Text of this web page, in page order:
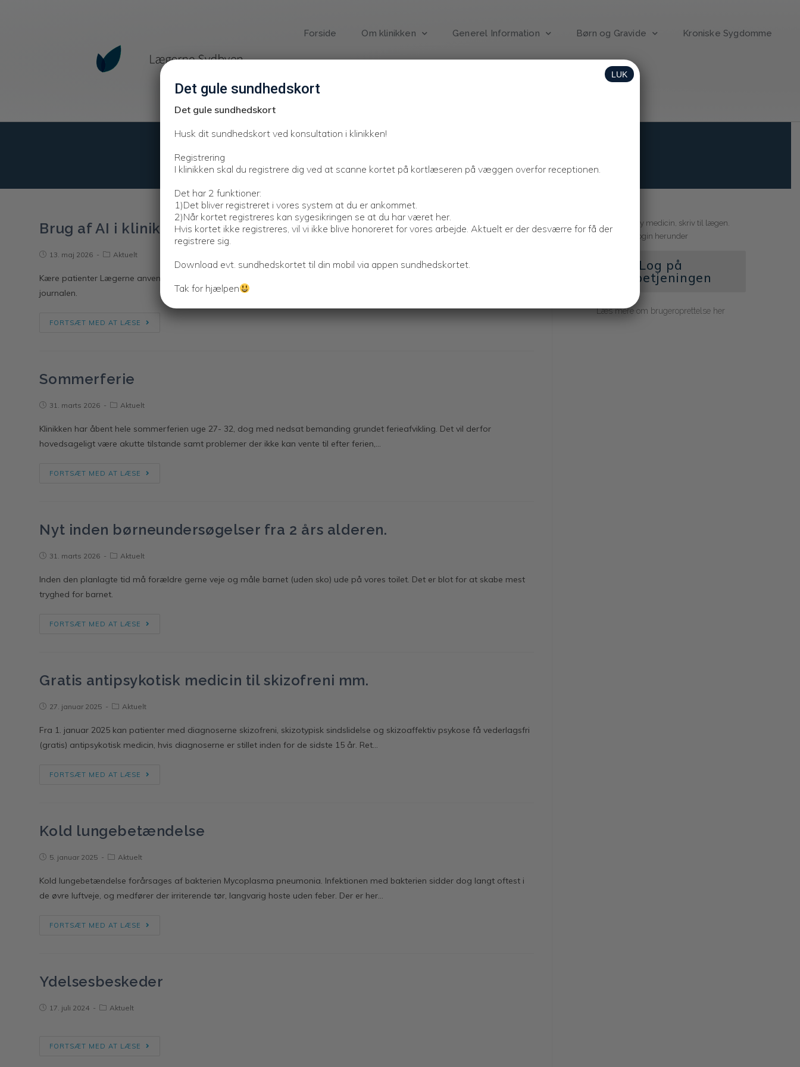
Forside Om klinikken Generel Information Børn og Gravide Kroniske Sygdomme
Aktuelt
Brug af AI i klinikken
13. maj 2026 Aktuelt
Kære patienter Lægerne anvender nu dette AI værktøj så vi kan bruge tiden på at lytte til dig, frem for at skrive notatet i
journalen.
FORTSÆT MED AT LÆSE
Sommerferie
31. marts 2026 Aktuelt
Klinikken har åbent hele sommerferien uge 27- 32, dog med nedsat bemanding grundet ferieafvikling. Det vil derfor
hovedsageligt være akutte tilstande samt problemer der ikke kan vente til efter ferien,…
FORTSÆT MED AT LÆSE
Nyt inden børneundersøgelser fra 2 års alderen.
31. marts 2026 Aktuelt
Inden den planlagte tid må forældre gerne veje og måle barnet (uden sko) ude på vores toilet. Det er blot for at skabe mest
tryghed for barnet.
FORTSÆT MED AT LÆSE
Gratis antipsykotisk medicin til skizofreni mm.
27. januar 2025 Aktuelt
Fra 1. januar 2025 kan patienter med diagnoserne skizofreni, skizotypisk sindslidelse og skizoaffektiv psykose få vederlagsfri
(gratis) antipsykotisk medicin, hvis diagnoserne er stillet inden for de sidste 15 år. Ret…
FORTSÆT MED AT LÆSE
Kold lungebetændelse
5. januar 2025 Aktuelt
Kold lungebetændelse forårsages af bakterien Mycoplasma pneumonia. Infektionen med bakterien sidder dog langt oftest i
de øvre luftveje, og medfører der irriterende tør, langvarig hoste uden feber. Der er her…
FORTSÆT MED AT LÆSE
Ydelsesbeskeder
17. juli 2024 Aktuelt
FORTSÆT MED AT LÆSE
Bestil tid, forny medicin, skriv til lægen.
Login herunder
Log på
selvbetjeningen
Læs mere om brugeroprettelse her
Det gule sundhedskort
Det gule sundhedskort
Husk dit sundhedskort ved konsultation i klinikken!
Registrering
I klinikken skal du registrere dig ved at scanne kortet på kortlæseren på væggen overfor receptionen.
Det har 2 funktioner:
1)Det bliver registreret i vores system at du er ankommet.
2)Når kortet registreres kan sygesikringen se at du har været her.
Hvis kortet ikke registreres, vil vi ikke blive honoreret for vores arbejde. Aktuelt er der desværre for få der
registrere sig.
Download evt. sundhedskortet til din mobil via appen sundhedskortet.
Tak for hjælpen
LUK